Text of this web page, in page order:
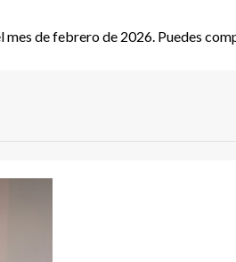
de febrero de 2026. Puedes